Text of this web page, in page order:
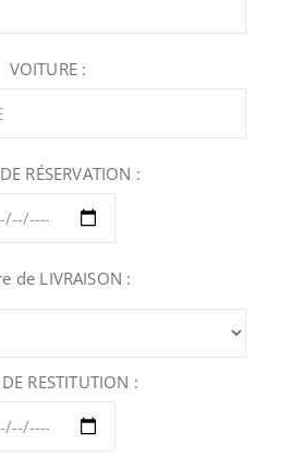
VOITURE :
RÉSERVATION :
de LIVRAISON :
RESTITUTION :